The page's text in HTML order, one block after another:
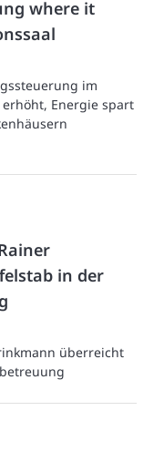
where it
im
Energie spart
in der
überreicht